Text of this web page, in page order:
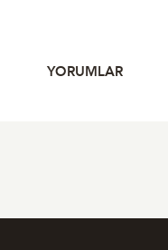
YORUMLAR